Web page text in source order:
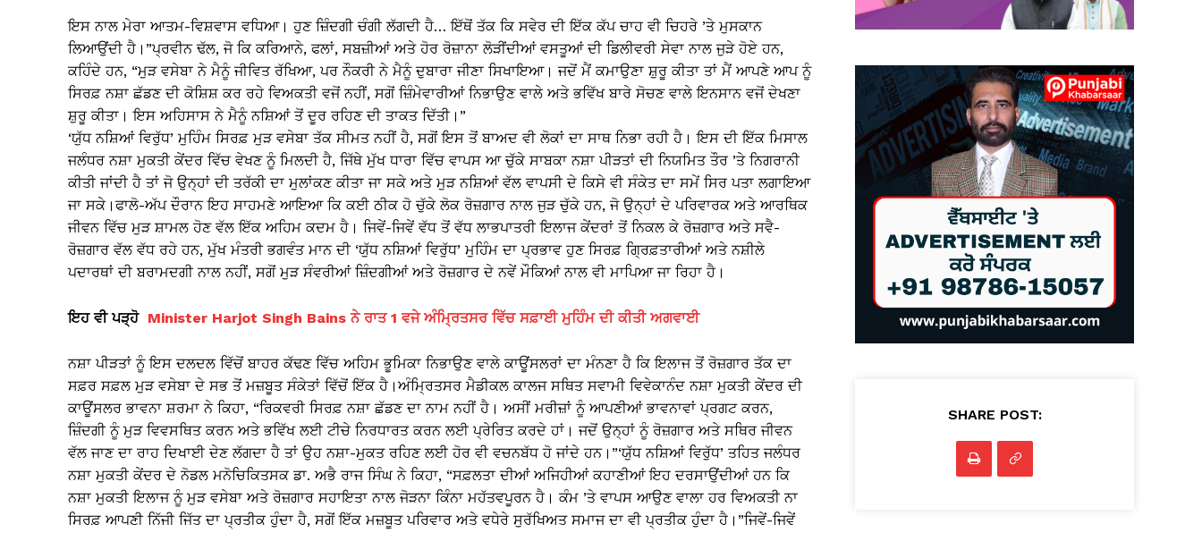
ਇਸ ਨਾਲ ਮੇਰਾ ਆਤਮ-ਵਿਸ਼ਵਾਸ ਵਧਿਆ। ਹੁਣ ਜ਼ਿੰਦਗੀ ਚੰਗੀ ਲੱਗਦੀ ਹੈ… ਇੱਥੋਂ ਤੱਕ ਕਿ ਸਵੇਰ ਦੀ ਇੱਕ ਕੱਪ ਚਾਹ ਵੀ ਚਿਹਰੇ ’ਤੇ ਮੁਸਕਾਨ
ਲਿਆਉਂਦੀ ਹੈ।”ਪ੍ਰਵੀਨ ਢੱਲ, ਜੋ ਕਿ ਕਰਿਆਨੇ, ਫਲਾਂ, ਸਬਜ਼ੀਆਂ ਅਤੇ ਹੋਰ ਰੋਜ਼ਾਨਾ ਲੋੜੀਂਦੀਆਂ ਵਸਤੂਆਂ ਦੀ ਡਿਲੀਵਰੀ ਸੇਵਾ ਨਾਲ ਜੁੜੇ ਹੋਏ ਹਨ,
ਕਹਿੰਦੇ ਹਨ, “ਮੁੜ ਵਸੇਬਾ ਨੇ ਮੈਨੂੰ ਜੀਵਿਤ ਰੱਖਿਆ, ਪਰ ਨੌਕਰੀ ਨੇ ਮੈਨੂੰ ਦੁਬਾਰਾ ਜੀਣਾ ਸਿਖਾਇਆ। ਜਦੋਂ ਮੈਂ ਕਮਾਉਣਾ ਸ਼ੁਰੂ ਕੀਤਾ ਤਾਂ ਮੈਂ ਆਪਣੇ ਆਪ ਨੂੰ
ਸਿਰਫ਼ ਨਸ਼ਾ ਛੱਡਣ ਦੀ ਕੋਸ਼ਿਸ਼ ਕਰ ਰਹੇ ਵਿਅਕਤੀ ਵਜੋਂ ਨਹੀਂ, ਸਗੋਂ ਜ਼ਿੰਮੇਵਾਰੀਆਂ ਨਿਭਾਉਣ ਵਾਲੇ ਅਤੇ ਭਵਿੱਖ ਬਾਰੇ ਸੋਚਣ ਵਾਲੇ ਇਨਸਾਨ ਵਜੋਂ ਦੇਖਣਾ
ਸ਼ੁਰੂ ਕੀਤਾ। ਇਸ ਅਹਿਸਾਸ ਨੇ ਮੈਨੂੰ ਨਸ਼ਿਆਂ ਤੋਂ ਦੂਰ ਰਹਿਣ ਦੀ ਤਾਕਤ ਦਿੱਤੀ।”
‘ਯੁੱਧ ਨਸ਼ਿਆਂ ਵਿਰੁੱਧ’ ਮੁਹਿੰਮ ਸਿਰਫ਼ ਮੁੜ ਵਸੇਬਾ ਤੱਕ ਸੀਮਤ ਨਹੀਂ ਹੈ, ਸਗੋਂ ਇਸ ਤੋਂ ਬਾਅਦ ਵੀ ਲੋਕਾਂ ਦਾ ਸਾਥ ਨਿਭਾ ਰਹੀ ਹੈ। ਇਸ ਦੀ ਇੱਕ ਮਿਸਾਲ
ਜਲੰਧਰ ਨਸ਼ਾ ਮੁਕਤੀ ਕੇਂਦਰ ਵਿੱਚ ਵੇਖਣ ਨੂੰ ਮਿਲਦੀ ਹੈ, ਜਿੱਥੇ ਮੁੱਖ ਧਾਰਾ ਵਿੱਚ ਵਾਪਸ ਆ ਚੁੱਕੇ ਸਾਬਕਾ ਨਸ਼ਾ ਪੀੜਤਾਂ ਦੀ ਨਿਯਮਿਤ ਤੌਰ ’ਤੇ ਨਿਗਰਾਨੀ
ਕੀਤੀ ਜਾਂਦੀ ਹੈ ਤਾਂ ਜੋ ਉਨ੍ਹਾਂ ਦੀ ਤਰੱਕੀ ਦਾ ਮੁਲਾਂਕਣ ਕੀਤਾ ਜਾ ਸਕੇ ਅਤੇ ਮੁੜ ਨਸ਼ਿਆਂ ਵੱਲ ਵਾਪਸੀ ਦੇ ਕਿਸੇ ਵੀ ਸੰਕੇਤ ਦਾ ਸਮੇਂ ਸਿਰ ਪਤਾ ਲਗਾਇਆ
ਜਾ ਸਕੇ।ਫਾਲੋ-ਅੱਪ ਦੌਰਾਨ ਇਹ ਸਾਹਮਣੇ ਆਇਆ ਕਿ ਕਈ ਠੀਕ ਹੋ ਚੁੱਕੇ ਲੋਕ ਰੋਜ਼ਗਾਰ ਨਾਲ ਜੁੜ ਚੁੱਕੇ ਹਨ, ਜੋ ਉਨ੍ਹਾਂ ਦੇ ਪਰਿਵਾਰਕ ਅਤੇ ਆਰਥਿਕ
ਜੀਵਨ ਵਿੱਚ ਮੁੜ ਸ਼ਾਮਲ ਹੋਣ ਵੱਲ ਇੱਕ ਅਹਿਮ ਕਦਮ ਹੈ। ਜਿਵੇਂ-ਜਿਵੇਂ ਵੱਧ ਤੋਂ ਵੱਧ ਲਾਭਪਾਤਰੀ ਇਲਾਜ ਕੇਂਦਰਾਂ ਤੋਂ ਨਿਕਲ ਕੇ ਰੋਜ਼ਗਾਰ ਅਤੇ ਸਵੈ-
ਰੋਜ਼ਗਾਰ ਵੱਲ ਵੱਧ ਰਹੇ ਹਨ, ਮੁੱਖ ਮੰਤਰੀ ਭਗਵੰਤ ਮਾਨ ਦੀ ‘ਯੁੱਧ ਨਸ਼ਿਆਂ ਵਿਰੁੱਧ’ ਮੁਹਿੰਮ ਦਾ ਪ੍ਰਭਾਵ ਹੁਣ ਸਿਰਫ਼ ਗ੍ਰਿਫ਼ਤਾਰੀਆਂ ਅਤੇ ਨਸ਼ੀਲੇ
ਪਦਾਰਥਾਂ ਦੀ ਬਰਾਮਦਗੀ ਨਾਲ ਨਹੀਂ, ਸਗੋਂ ਮੁੜ ਸੰਵਰੀਆਂ ਜ਼ਿੰਦਗੀਆਂ ਅਤੇ ਰੋਜ਼ਗਾਰ ਦੇ ਨਵੇਂ ਮੌਕਿਆਂ ਨਾਲ ਵੀ ਮਾਪਿਆ ਜਾ ਰਿਹਾ ਹੈ।
ਇਹ ਵੀ ਪੜ੍ਹੋ Minister Harjot Singh Bains ਨੇ ਰਾਤ 1 ਵਜੇ ਅੰਮ੍ਰਿਤਸਰ ਵਿੱਚ ਸਫ਼ਾਈ ਮੁਹਿੰਮ ਦੀ ਕੀਤੀ ਅਗਵਾਈ
ਨਸ਼ਾ ਪੀੜਤਾਂ ਨੂੰ ਇਸ ਦਲਦਲ ਵਿੱਚੋਂ ਬਾਹਰ ਕੱਢਣ ਵਿੱਚ ਅਹਿਮ ਭੂਮਿਕਾ ਨਿਭਾਉਣ ਵਾਲੇ ਕਾਊਂਸਲਰਾਂ ਦਾ ਮੰਨਣਾ ਹੈ ਕਿ ਇਲਾਜ ਤੋਂ ਰੋਜ਼ਗਾਰ ਤੱਕ ਦਾ
ਸਫ਼ਰ ਸਫ਼ਲ ਮੁੜ ਵਸੇਬਾ ਦੇ ਸਭ ਤੋਂ ਮਜ਼ਬੂਤ ਸੰਕੇਤਾਂ ਵਿੱਚੋਂ ਇੱਕ ਹੈ।ਅੰਮ੍ਰਿਤਸਰ ਮੈਡੀਕਲ ਕਾਲਜ ਸਥਿਤ ਸਵਾਮੀ ਵਿਵੇਕਾਨੰਦ ਨਸ਼ਾ ਮੁਕਤੀ ਕੇਂਦਰ ਦੀ
ਕਾਊਂਸਲਰ ਭਾਵਨਾ ਸ਼ਰਮਾ ਨੇ ਕਿਹਾ, “ਰਿਕਵਰੀ ਸਿਰਫ਼ ਨਸ਼ਾ ਛੱਡਣ ਦਾ ਨਾਮ ਨਹੀਂ ਹੈ। ਅਸੀਂ ਮਰੀਜ਼ਾਂ ਨੂੰ ਆਪਣੀਆਂ ਭਾਵਨਾਵਾਂ ਪ੍ਰਗਟ ਕਰਨ,
ਜ਼ਿੰਦਗੀ ਨੂੰ ਮੁੜ ਵਿਵਸਥਿਤ ਕਰਨ ਅਤੇ ਭਵਿੱਖ ਲਈ ਟੀਚੇ ਨਿਰਧਾਰਤ ਕਰਨ ਲਈ ਪ੍ਰੇਰਿਤ ਕਰਦੇ ਹਾਂ। ਜਦੋਂ ਉਨ੍ਹਾਂ ਨੂੰ ਰੋਜ਼ਗਾਰ ਅਤੇ ਸਥਿਰ ਜੀਵਨ
ਵੱਲ ਜਾਣ ਦਾ ਰਾਹ ਦਿਖਾਈ ਦੇਣ ਲੱਗਦਾ ਹੈ ਤਾਂ ਉਹ ਨਸ਼ਾ-ਮੁਕਤ ਰਹਿਣ ਲਈ ਹੋਰ ਵੀ ਵਚਨਬੱਧ ਹੋ ਜਾਂਦੇ ਹਨ।”‘ਯੁੱਧ ਨਸ਼ਿਆਂ ਵਿਰੁੱਧ’ ਤਹਿਤ ਜਲੰਧਰ
ਨਸ਼ਾ ਮੁਕਤੀ ਕੇਂਦਰ ਦੇ ਨੋਡਲ ਮਨੋਚਿਕਿਤਸਕ ਡਾ. ਅਭੈ ਰਾਜ ਸਿੰਘ ਨੇ ਕਿਹਾ, “ਸਫ਼ਲਤਾ ਦੀਆਂ ਅਜਿਹੀਆਂ ਕਹਾਣੀਆਂ ਇਹ ਦਰਸਾਉਂਦੀਆਂ ਹਨ ਕਿ
ਨਸ਼ਾ ਮੁਕਤੀ ਇਲਾਜ ਨੂੰ ਮੁੜ ਵਸੇਬਾ ਅਤੇ ਰੋਜ਼ਗਾਰ ਸਹਾਇਤਾ ਨਾਲ ਜੋੜਨਾ ਕਿੰਨਾ ਮਹੱਤਵਪੂਰਨ ਹੈ। ਕੰਮ ’ਤੇ ਵਾਪਸ ਆਉਣ ਵਾਲਾ ਹਰ ਵਿਅਕਤੀ ਨਾ
ਸਿਰਫ਼ ਆਪਣੀ ਨਿੱਜੀ ਜਿੱਤ ਦਾ ਪ੍ਰਤੀਕ ਹੁੰਦਾ ਹੈ, ਸਗੋਂ ਇੱਕ ਮਜ਼ਬੂਤ ਪਰਿਵਾਰ ਅਤੇ ਵਧੇਰੇ ਸੁਰੱਖਿਅਤ ਸਮਾਜ ਦਾ ਵੀ ਪ੍ਰਤੀਕ ਹੁੰਦਾ ਹੈ।”ਜਿਵੇਂ-ਜਿਵੇਂ
SHARE POST: